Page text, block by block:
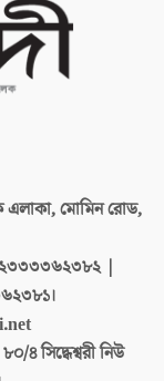
এলাকা, মোমিন রোড,
|
৪ সিদ্ধেশ্বরী নিউ